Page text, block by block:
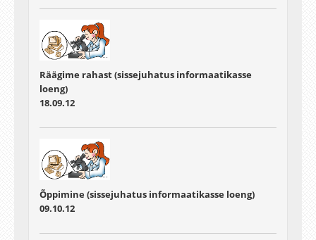
Räägime rahast (sissejuhatus informaatikasse
loeng)
18.09.12
Õppimine (sissejuhatus informaatikasse loeng)
09.10.12